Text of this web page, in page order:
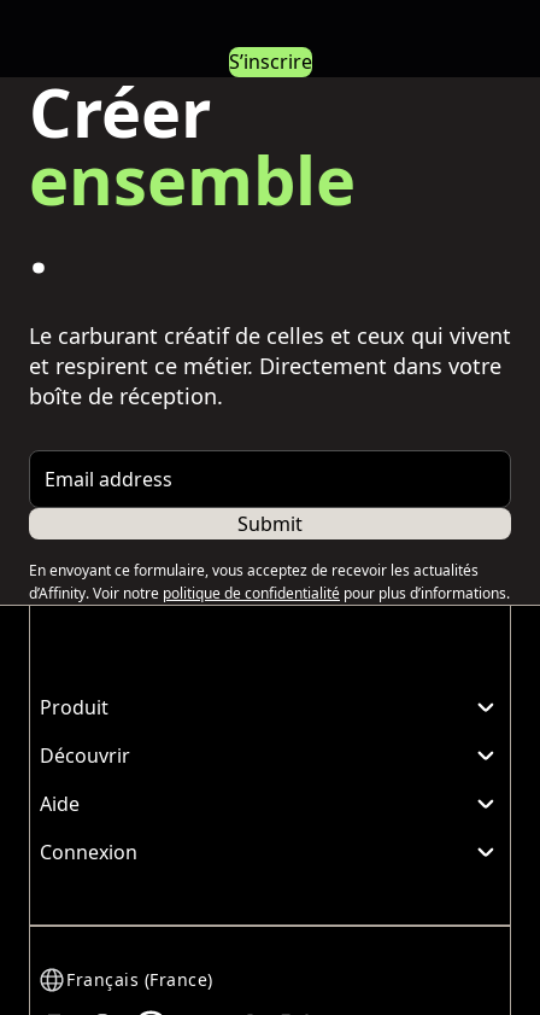
S’inscrire
Créer
ensemble
.
Le carburant créatif de celles et ceux qui vivent
et respirent ce métier. Directement dans votre
boîte de réception.
Email address
Submit
En envoyant ce formulaire, vous acceptez de recevoir les actualités
d’Affinity. Voir notre politique de confidentialité pour plus d’informations.
Produit
Découvrir
Aide
Connexion
Français (France)